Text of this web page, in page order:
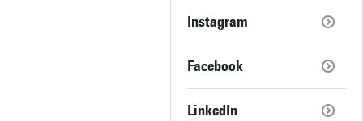
Instagram
Facebook
LinkedIn